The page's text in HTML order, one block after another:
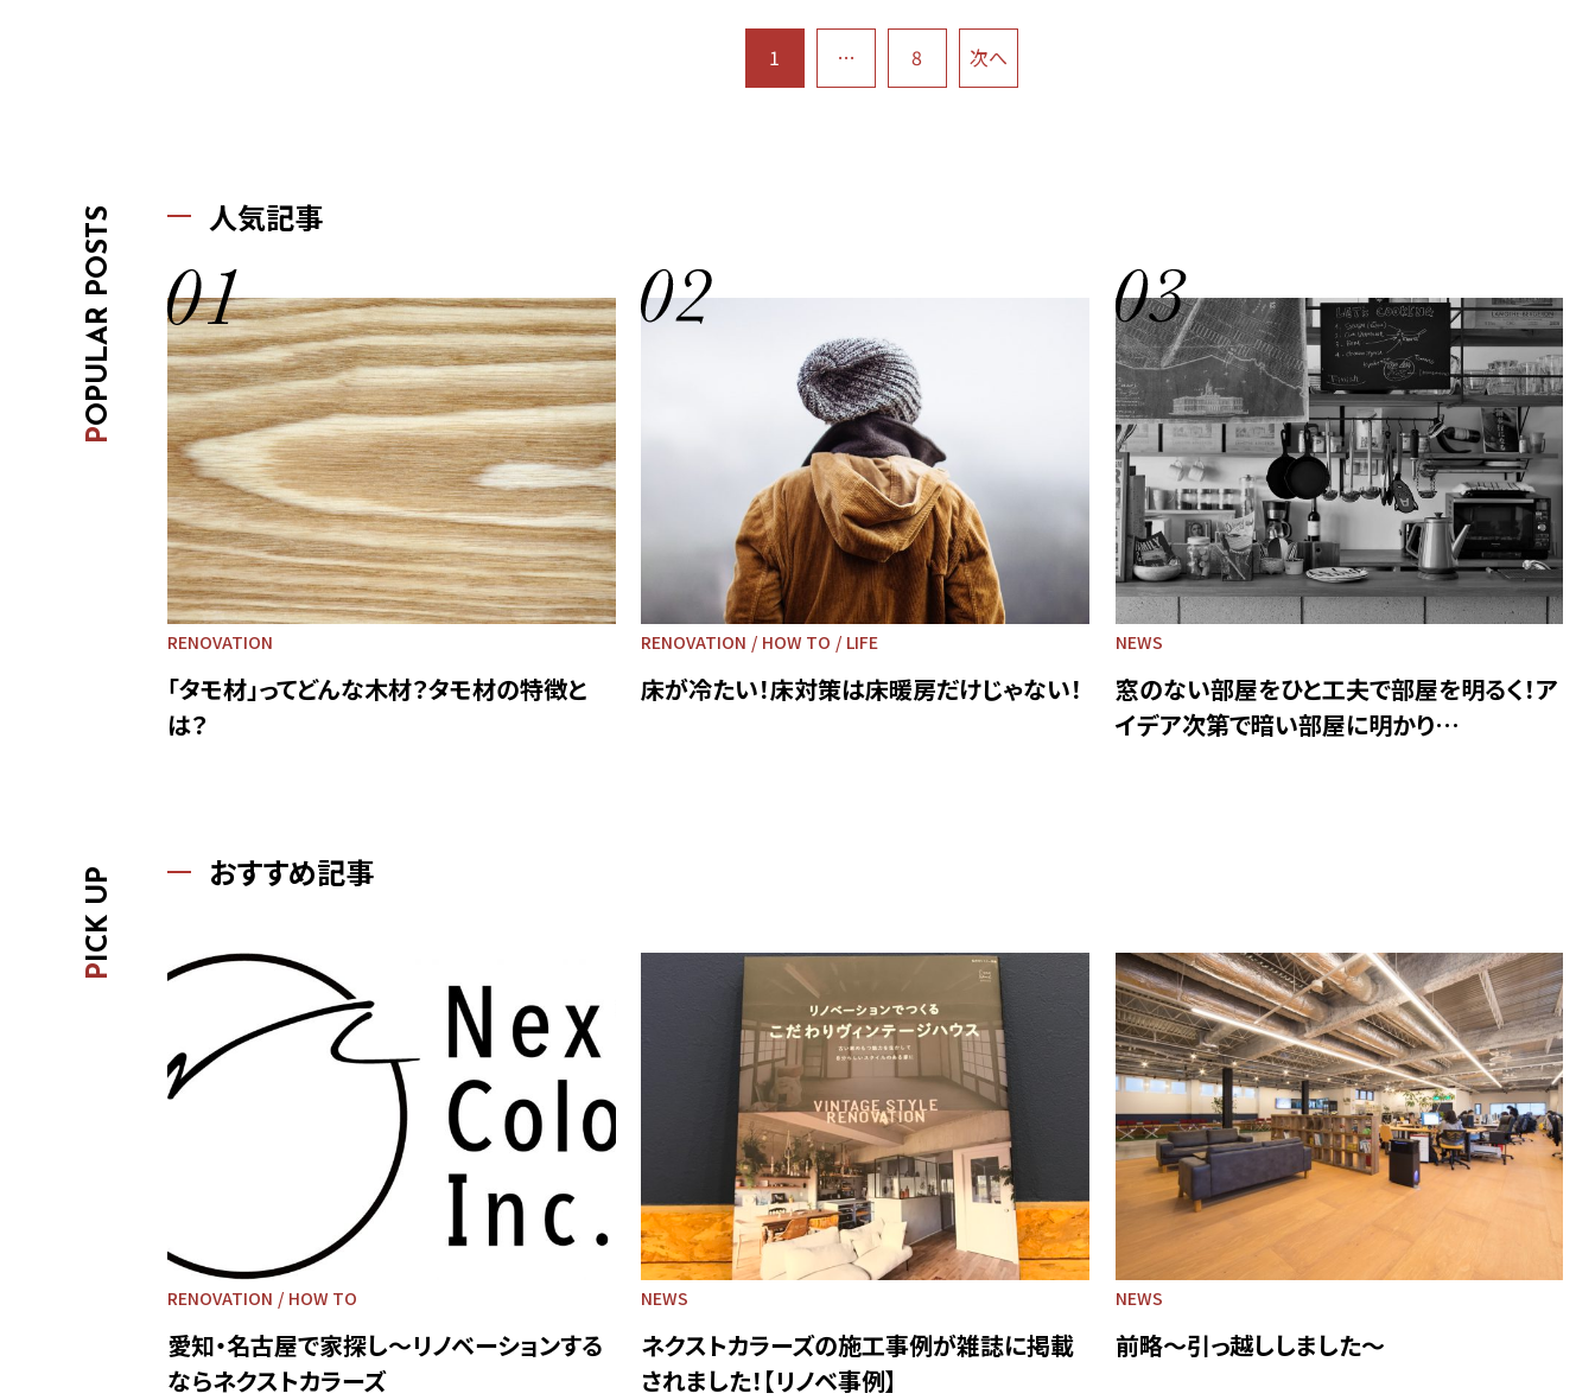
1 … 8 次へ
人気記事
RENOVATION
「タモ材」ってどんな木材？タモ材の特徴と
は？
RENOVATION HOW TO LIFE
床が冷たい！床対策は床暖房だけじゃない！
NEWS
窓のない部屋をひと工夫で部屋を明るく！ア
イデア次第で暗い部屋に明かり…
P
OPULAR POSTS
おすすめ記事
RENOVATION HOW TO
愛知・名古屋で家探し～リノベーションする
ならネクストカラーズ
NEWS
ネクストカラーズの施工事例が雑誌に掲載
されました！【リノベ事例】
NEWS
前略～引っ越ししました～
P
ICK UP